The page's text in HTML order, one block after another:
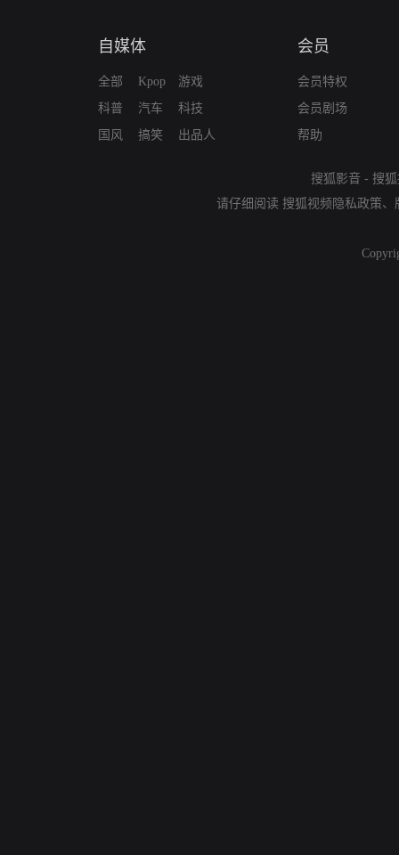
自媒体
全部
科普
国风
Kpop
汽车
搞笑
游戏
科技
出品人
会员
会员特权
会员剧场
帮助
搜狐影音 - 搜
请仔细阅读 搜狐视频隐私政策、